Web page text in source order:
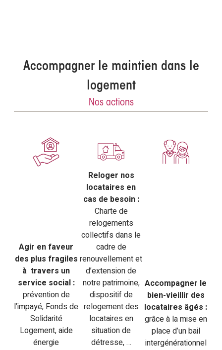
Accompagner le maintien dans le
logement
Nos actions
Agir en faveur
des plus fragiles
à travers un
service social :
prévention de
l’impayé, Fonds de
Solidarité
Logement, aide
énergie
Reloger nos
locataires en
cas de besoin :
Charte de
relogements
collectifs dans le
cadre de
renouvellement et
d’extension de
notre patrimoine,
dispositif de
relogement des
locataires en
situation de
détresse, …
Accompagner le
bien-vieillir des
locataires âgés :
grâce à la mise en
place d’un bail
intergénérationnel